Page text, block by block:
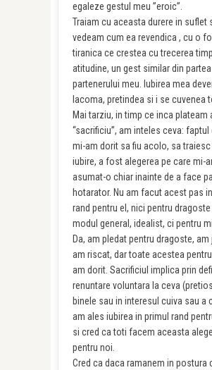
egaleze gestul meu ”eroic”.
Traiam cu aceasta durere in suflet
vedeam cum ea revendica , cu o
tiranica ce crestea cu trecerea
atitudine, un gest similar din partea
partenerului meu. Iubirea mea
lacoma, pretindea si i se cuvenea
Mai tarziu, in timp ce inca plateam
“sacrificiu”, am inteles ceva: faptul
mi-am dorit sa fiu acolo, sa traiesc
iubire, a fost alegerea pe care mi-
asumat-o chiar inainte de a face
hotarator. Nu am facut acest pas
rand pentru el, nici pentru dragoste
modul general, idealist, ci pentru
Da, am pledat pentru dragoste, am
am riscat, dar toate acestea
am dorit. Sacrificiul implica prin
renuntare voluntara la ceva
binele sau in interesul cuiva sau a
am ales iubirea in primul rand
si cred ca toti facem aceasta
pentru noi.
Cred ca daca ramanem in postura